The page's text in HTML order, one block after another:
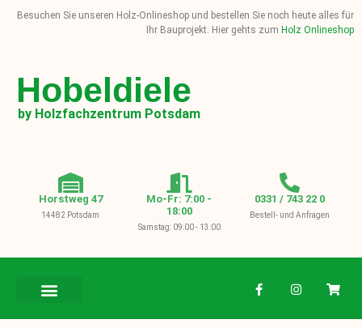
Besuchen Sie unseren Holz-Onlineshop und bestellen Sie noch heute alles für
Ihr Bauprojekt. Hier gehts zum Holz Onlineshop
Hobeldiele
by Holzfachzentrum Potsdam
Horstweg 47
14482 Potsdam
Mo-Fr: 7:00 -
18:00
Samstag: 09:00 - 13:00
0331 / 743 22 0
Bestell- und Anfragen